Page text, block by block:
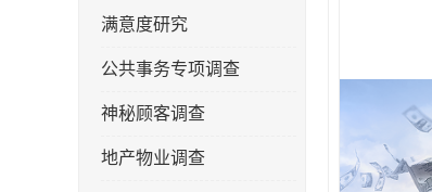
满意度研究
公共事务专项调查
神秘顾客调查
地产物业调查